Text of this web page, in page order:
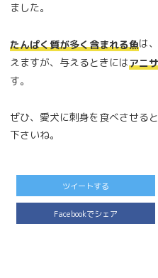
ました。
たんぱく質が多く含まれる魚は
えますが、与えるときにはアニ
す。
ぜひ、愛犬に刺身を食べさせる
下さいね。
ツイートする
Facebookでシェア